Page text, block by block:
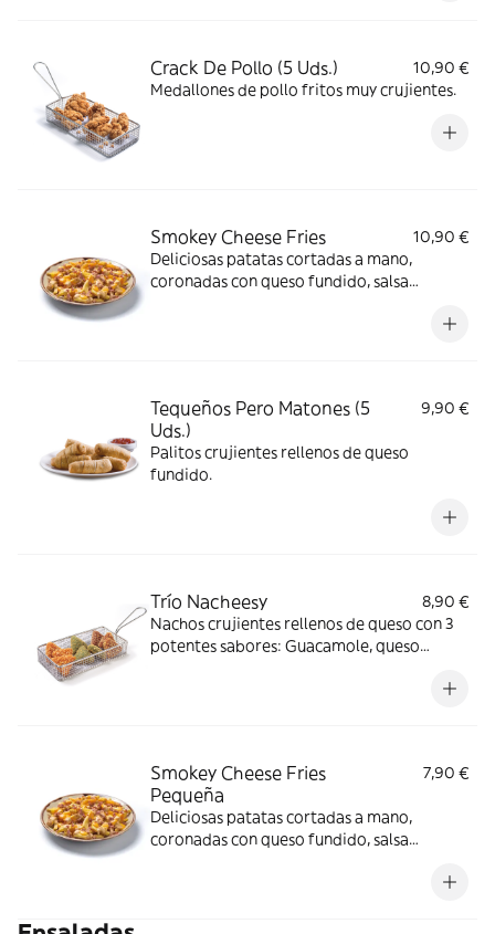
Crack De Pollo (5 Uds.)
10,90 €
Medallones de pollo fritos muy crujientes.
Smokey Cheese Fries
10,90 €
Deliciosas patatas cortadas a mano,
coronadas con queso fundido, salsa
Tequeños Pero Matones (5
Uds.)
9,90 €
Palitos crujientes rellenos de queso
fundido.
Trío Nacheesy
8,90 €
Nachos crujientes rellenos de queso con 3
potentes sabores: Guacamole, queso
Smokey Cheese Fries
Pequeña
7,90 €
Deliciosas patatas cortadas a mano,
coronadas con queso fundido, salsa